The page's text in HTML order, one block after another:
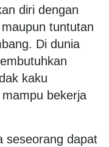
diri dengan
tuntutan
Di dunia
kaku
bekerja
seseorang dapat